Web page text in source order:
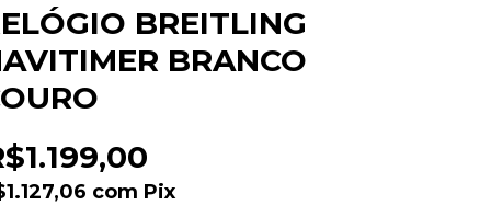
BREITLING
BRANCO
com Pix